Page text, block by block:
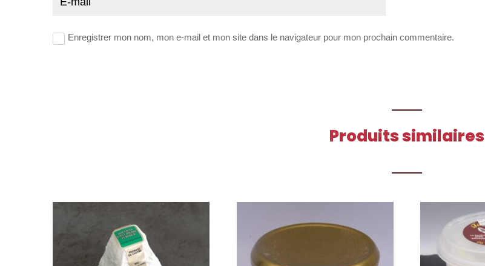
Enregistrer mon nom, mon e-mail et mon site dans le navigateur pour mon prochain commentaire.
Produits similaires